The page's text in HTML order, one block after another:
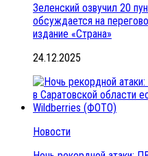
Зеленский озвучил 20
обсуждается на
издание «Страна»
24.12.2025
Новости